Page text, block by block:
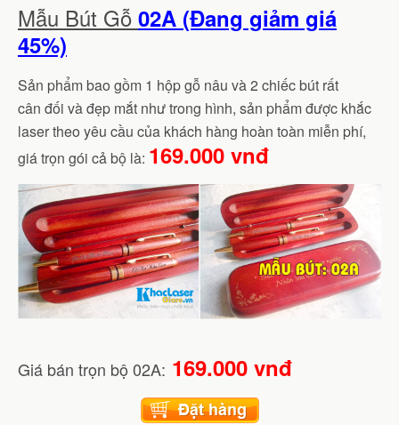
Mẫu Bút Gỗ 02A (Đang giảm giá
45%)
Sản phẩm bao gồm 1 hộp gỗ nâu và 2 chiếc bút rất
cân đối và đẹp mắt như trong hình, sản phẩm được khắc
laser theo yêu cầu của khách hàng hoàn toàn miễn phí,
giá trọn gói cả bộ là: 169.000 vnđ
Giá bán trọn bộ 02A: 169.000 vnđ